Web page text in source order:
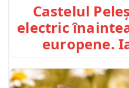
Castelul
electric
europene.